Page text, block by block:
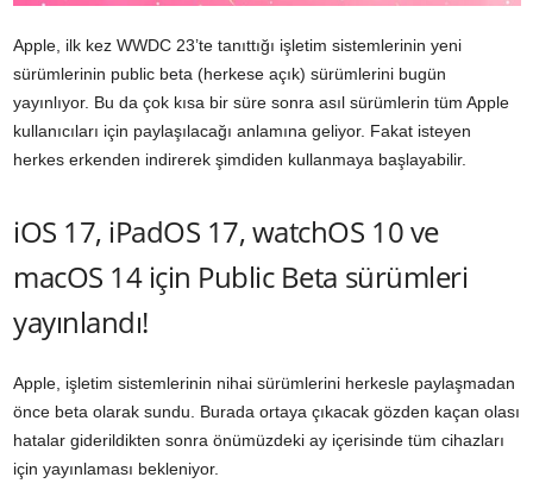
Apple, ilk kez WWDC 23’te tanıttığı işletim sistemlerinin yeni
sürümlerinin public beta (herkese açık) sürümlerini bugün
yayınlıyor. Bu da çok kısa bir süre sonra asıl sürümlerin tüm Apple
kullanıcıları için paylaşılacağı anlamına geliyor. Fakat isteyen
herkes erkenden indirerek şimdiden kullanmaya başlayabilir.
iOS 17, iPadOS 17, watchOS 10 ve
macOS 14 için Public Beta sürümleri
yayınlandı!
Apple, işletim sistemlerinin nihai sürümlerini herkesle paylaşmadan
önce beta olarak sundu. Burada ortaya çıkacak gözden kaçan olası
hatalar giderildikten sonra önümüzdeki ay içerisinde tüm cihazları
için yayınlaması bekleniyor.